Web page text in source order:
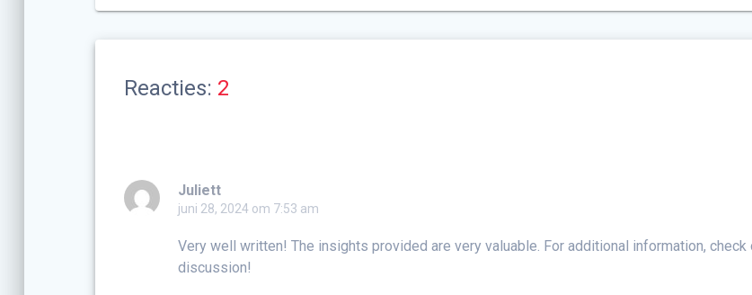
Reacties: 2
Juliett
juni 28, 2024 om 7:53 am
Very well written! The insights provided are very valuable. For additional information, check
discussion!